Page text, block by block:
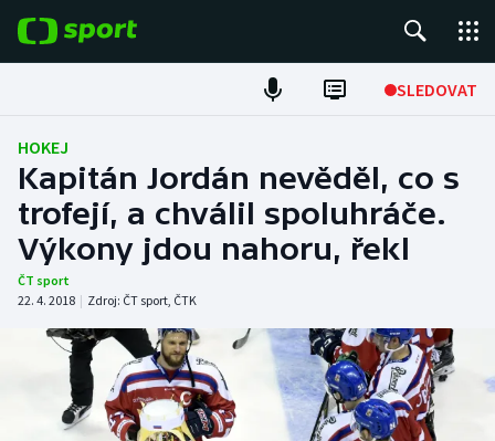
SLEDOVAT
Fotbal
Hokej
Tenis
Atletika
Cyklistika
DALŠÍ SPORTY
HOKEJ
Kapitán Jordán nevěděl, co s
trofejí, a chválil spoluhráče.
Výkony jdou nahoru, řekl
ČT sport
22. 4. 2018 | Zdroj: ČT sport, ČTK